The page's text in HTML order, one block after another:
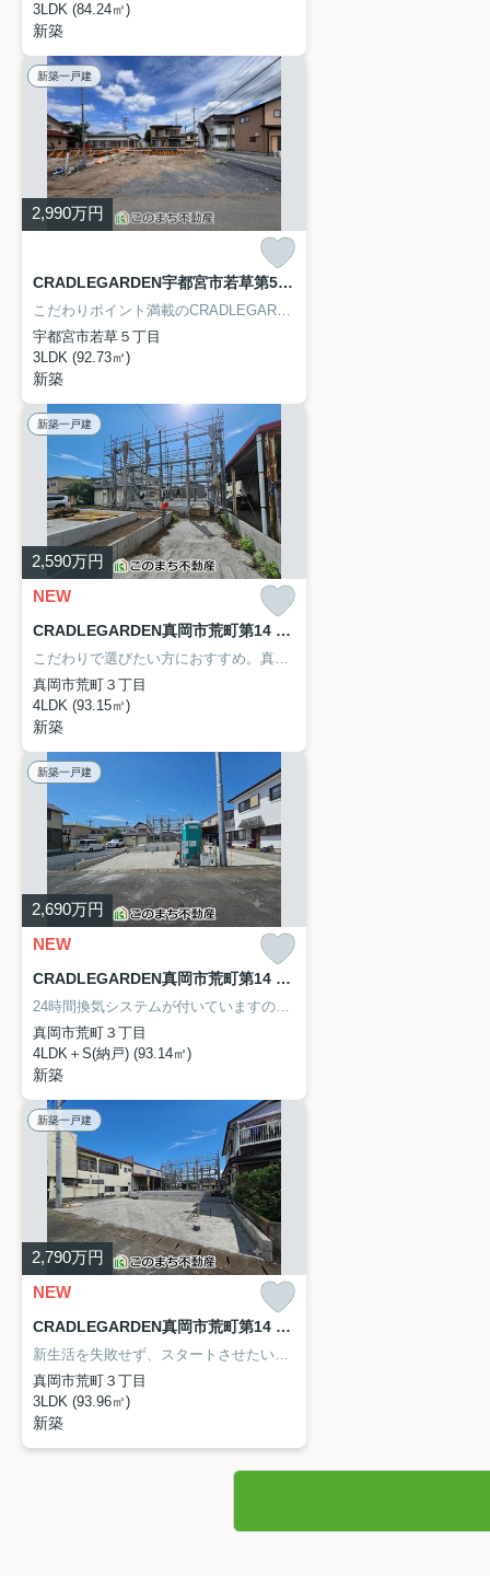
3LDK (84.24㎡)
新築
新築一戸建
2,990万円
CRADLEGARDEN宇都宮市若草第5 1号棟
こだわりポイント満載のCRADLEGARDEN宇都宮市若草第5 1号棟。徒歩17分の距離に宇都宮市立宝木中学校があるのも魅力。建設住宅性能評価付なので地震保険などが優遇されやすいです。不動産購入での不安な点をこのまち不動産のスタッフが解決いたしますので、まずはお気軽に028-688-8963へお電話下さい。
宇都宮市若草５丁目
3LDK (92.73㎡)
新築
新築一戸建
2,590万円
NEW
CRADLEGARDEN真岡市荒町第14 1号棟
こだわりで選びたい方におすすめ。真岡市エリアで住まいをお探しなら「CRADLEGARDEN真岡市荒町第14」。顔が見える安心のTVインターホン付きです。駅まで徒歩12分の場所に立地しています。今回紹介するのは、建物面積が93.15平米。あなたのライフスタイルに合った不動産を探しませんか。快適な暮らしが実現できるお住まいがきっと見つかります。ぜひ当社をご利用くださいませ。
真岡市荒町３丁目
4LDK (93.15㎡)
新築
新築一戸建
2,690万円
NEW
CRADLEGARDEN真岡市荒町第14 2号棟
24時間換気システムが付いていますので、ホコリも塵も入りにくくなっています。駅まで徒歩12分でアクセス可能です。4SLDKの間取りです。夢のマイホームは思い切って新築の戸建てはいかがでしょうか。真岡市を中心に不動産情報を扱う当社でなら、きっと真岡鉄道北真岡周辺の住まい探しにも役立つことでしょう。まずはご希望条件をお聞かせ下さい。
真岡市荒町３丁目
4LDK＋S(納戸) (93.14㎡)
新築
新築一戸建
2,790万円
NEW
CRADLEGARDEN真岡市荒町第14 3号棟
新生活を失敗せず、スタートさせたいならこちらの「CRADLEGARDEN真岡市荒町第14」はいかがでしょうか。防犯カメラが設置されており、空き巣などへの対策もしっかりとしています。93.96平米程の建物面積でスペースも十分。当社に住まい探しをサポートさせて下さい。実績と知識が豊富なスタッフが在籍しているので、きっと住まい探しのお役に立てることでしょう。
真岡市荒町３丁目
3LDK (93.96㎡)
新築